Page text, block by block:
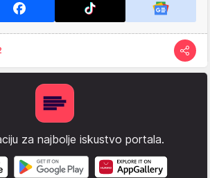
za najbolje iskustvo portala.